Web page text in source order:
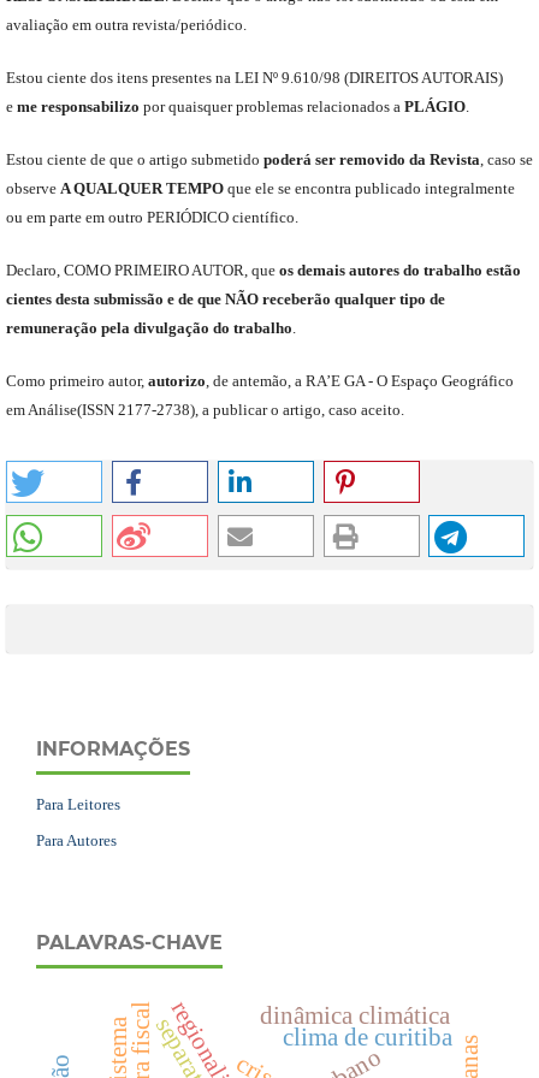
avaliação em outra revista/periódico.
Estou ciente dos itens presentes na LEI Nº 9.610/98 (DIREITOS AUTORAIS)
e meresponsabilizo por quaisquer problemas relacionados a PLÁGIO.
Estou ciente de que o artigo submetido poderá ser removido da Revista caso se
observe A QUALQUER TEMPOque elese encontra publicado integralmente
ou em parte em outro PERIÓDICOcientífico.
Declaro COMO PRIMEIRO AUTOR que os demais autores do trabalho estão
cientes desta submissão e de que NÃOreceberão qualquer tipo de
remuneração pela divulgação do trabalho
Como primeiro autor, autorizo de antemão, a RA’E GA - O Espaço Geográfico
em Análise(ISSN 2177-2738), a publicar o artigo, caso aceito.
INFORMAÇÕES
Para Leitores
Para Autores
PALAVRAS-CHAVE
clima de curitiba
dinâmica climática